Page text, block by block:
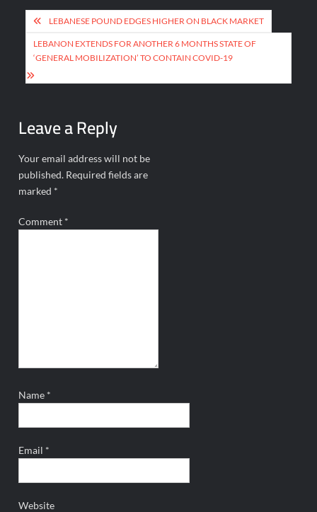
Post
navigation
LEBANESE POUND EDGES HIGHER ON BLACK MARKET
LEBANON EXTENDS FOR ANOTHER 6 MONTHS STATE OF
‘GENERAL MOBILIZATION’ TO CONTAIN COVID-19
Leave a Reply
Your email address will not be
published. Required fields are
marked *
Comment *
Name *
Email *
Website